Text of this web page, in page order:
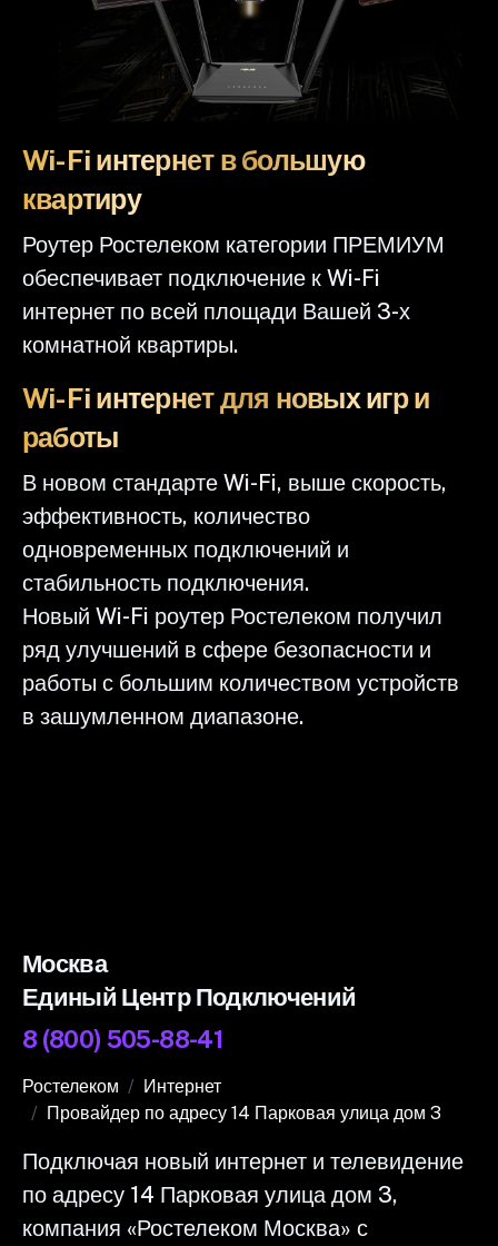
Wi-Fi интернет в большую
квартиру
Роутер Ростелеком категории ПРЕМИУМ
обеспечивает подключение к Wi-Fi
интернет по всей площади Вашей 3-х
комнатной квартиры.
Wi-Fi интернет для новых игр и
работы
В новом стандарте Wi-Fi, выше скорость,
эффективность, количество
одновременных подключений и
стабильность подключения.
Новый Wi-Fi роутер Ростелеком получил
ряд улучшений в сфере безопасности и
работы с большим количеством устройств
в зашумленном диапазоне.
Москва
Единый Центр Подключений
8 (800) 505-88-41
Ростелеком
Интернет
Провайдер по адресу 14 Парковая улица дом 3
Подключая новый интернет и телевидение
по адресу 14 Парковая улица дом 3,
компания «Ростелеком Москва» с